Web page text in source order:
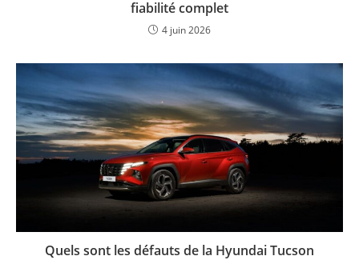
fiabilité complet
4 juin 2026
Quels sont les défauts de la Hyundai Tucson